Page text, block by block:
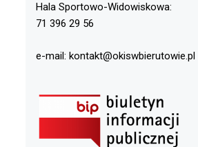
Hala Sportowo-Widowiskowa:
71 396 29 56
e-mail: kontakt@okiswbierutowie.pl